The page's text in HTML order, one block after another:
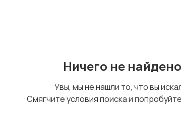
Ничего не найдено
Увы, мы не нашли то, что вы
Смягчите условия поиска и